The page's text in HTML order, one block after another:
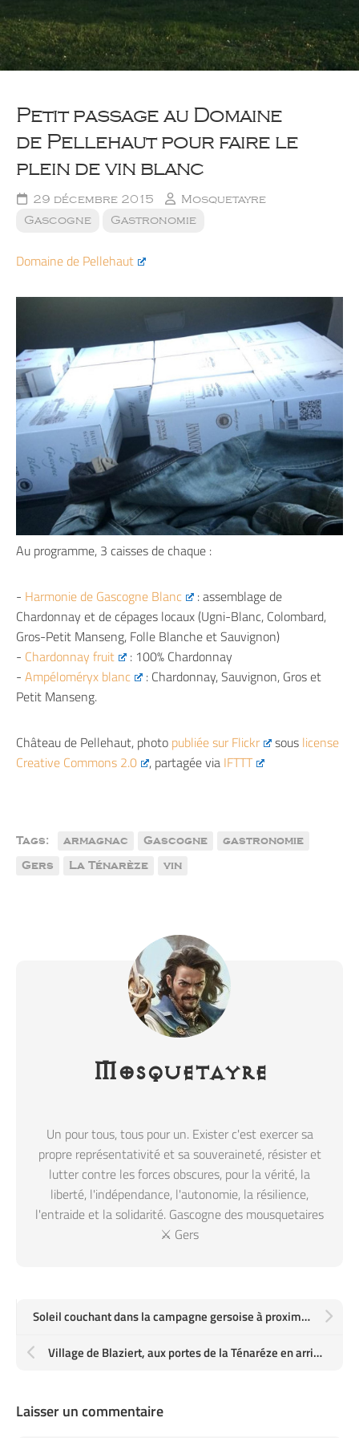
Petit passage au Domaine
de Pellehaut pour faire le
plein de vin blanc
29 décembre 2015
Mosquetayre
Gascogne
Gastronomie
Domaine de Pellehaut
Au programme, 3 caisses de chaque :
- Harmonie de Gascogne Blanc
: assemblage de
Chardonnay et de cépages locaux (Ugni-Blanc, Colombard,
Gros-Petit Manseng, Folle Blanche et Sauvignon)
- Chardonnay fruit
: 100% Chardonnay
- Ampéloméryx blanc
: Chardonnay, Sauvignon, Gros et
Petit Manseng.
Château de Pellehaut, photo publiée surFlickr sous license
Creative Commons 2.0
, partagée via IFTTT
Tags: armagnac Gascogne
gastronomie
Gers
La Ténarèze vin
Mosquetayre
Un pour tous, tous pour un. Exister c'est exercer sa
propre représentativité et sa souveraineté, résister et
lutter contre les forces obscures, pour la vérité, la
liberté, l'indépendance, l'autonomie, la résilience,
l'entraide et la solidarité. Gascogne des mousquetaires
⚔️ Gers
Soleil couchant dans la campagne gersoise à proximité du village de Peyrusse Grande
Village de Blaziert, aux portes de la Ténaréze en arrivant de la Lomagne à l'Est
Laisser un commentaire